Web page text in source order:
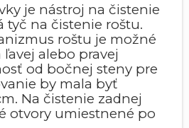
je nástroj na čistenie
tyč na čistenie roštu.
roštu je možné
alebo pravej
od bočnej steny pre
by mala byť
Na čistenie zadnej
otvory umiestnené po